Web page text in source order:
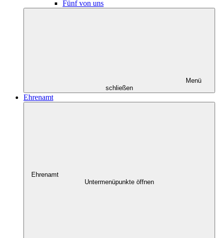
Fünf von uns
Menü
schließen
Ehrenamt
Ehrenamt
Untermenüpunkte öffnen